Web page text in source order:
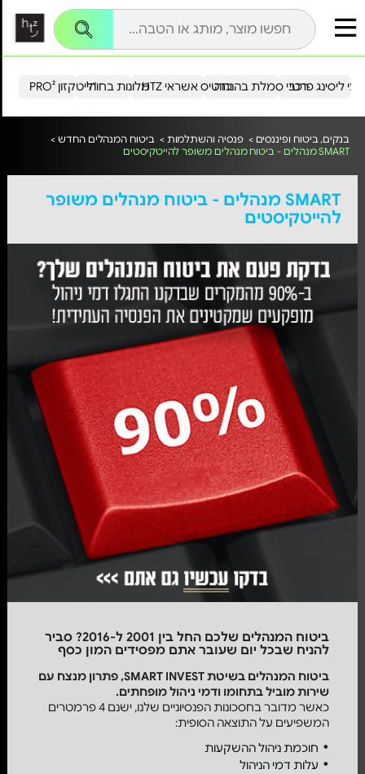
הייטקזון PRO²מלונות בחו"ל כרטיס אשראי HTZ ליסינג פרטירכבי סמלת בהנחה
בנקים, ביטוח ופיננסים > פנסיה והשתלמות > ביטוח המנהלים החדש >
SMART מנהלים - ביטוח מנהלים משופר להייטקיסטים
SMART מנהלים - ביטוח מנהלים משופר
להייטקיסטים
ביטוח המנהלים שלכם החל בין 2001 ל-2016? סביר
להניח שבכל יום שעובר אתם מפסידים המון כסף
ביטוח המנהלים בשיטת SMARTINVEST, פתרון מנצח עם
שירות מוביל בתחומו ודמי ניהול מופחתים.
כאשר מדובר בחסכונות הפנסיוניים שלנו, ישנם 4 פרמטרים
המשפיעים על התוצאה הסופית:
חוכמת ניהול ההשקעות
עלות דמי הניהול